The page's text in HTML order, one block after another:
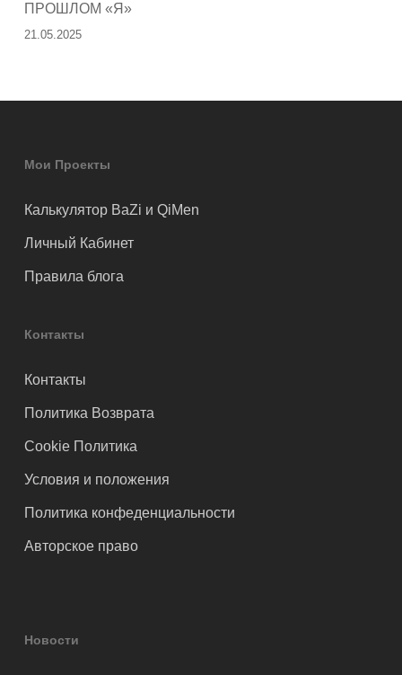
ПРОШЛОМ «Я»
21.05.2025
Мои Проекты
Калькулятор BaZi и QiMen
Личный Кабинет
Правила блога
Контакты
Контакты
Политика Возврата
Cookie Политика
Условия и положения
Политика конфеденциальности
Авторское право
Новости